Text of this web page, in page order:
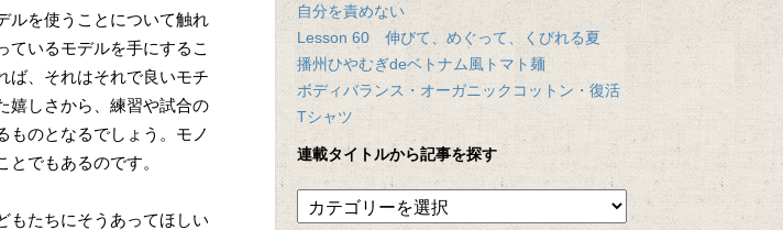
ルを使うことについて触れ
ているモデルを手にするこ
ば、それはそれで良いモチ
嬉しさから、練習や試合の
ものとなるでしょう。モノ
でもあるのです。
もたちにそうあってほしい
自分を責めない
Lesson 60 伸びて、めぐって、くびれる夏
播州ひやむぎdeベトナム風トマト麺
ボディバランス・オーガニックコットン・復活
Tシャツ
連載タイトルから記事を探す